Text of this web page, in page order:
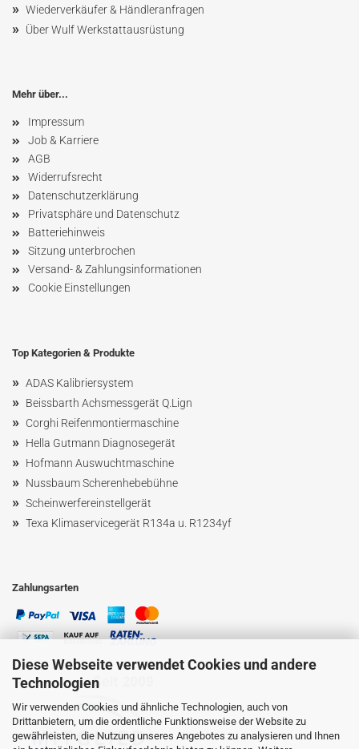
Diese Webseite verwendet Cookies und andere
Technologien
Wir verwenden Cookies und ähnliche Technologien, auch von
Drittanbietern, um die ordentliche Funktionsweise der Website zu
gewährleisten, die Nutzung unseres Angebotes zu analysieren und Ihnen
» Wiederverkäufer & Händleranfragen
» Über Wulf Werkstattausrüstung
Mehr über...
Impressum
Job & Karriere
AGB
Widerrufsrecht
Datenschutzerklärung
Privatsphäre und Datenschutz
Batteriehinweis
Sitzung unterbrochen
Versand- & Zahlungsinformationen
Cookie Einstellungen
Top Kategorien & Produkte
» ADAS Kalibriersystem
» Beissbarth Achsmessgerät Q.Lign
» Corghi Reifenmontiermaschine
» Hella Gutmann Diagnosegerät
» Hofmann Auswuchtmaschine
» NussbaumScherenhebebühne
» Scheinwerfereinstellgerät
» Texa Klimaservicegerät R134a u. R1234yf
Zahlungsarten